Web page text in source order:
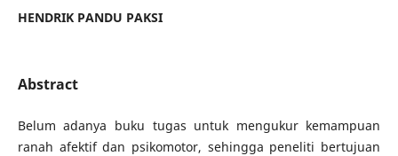
HENDRIK PANDU PAKSI
Abstract
Belum adanya buku tugas untuk mengukur kemampuan
ranah afektif dan psikomotor, sehingga peneliti bertujuan